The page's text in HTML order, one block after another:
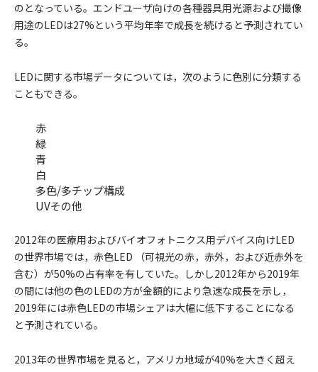
のとなっている。エンドユーザ向けの各種器具用光源および撮像
用途のLEDは27%という平均年率で成長を続けると予測されてい
る。
LEDに関する市場データについては，次のように色別に分類する
こともできる。
赤
緑
青
白
多色/多チップ構成
UVその他
2012年の医療用およびバイオフォトニクス用デバイス向けLED
の世界市場では，赤色LED （可視光の赤，赤外，および近赤外を
含む）が50%の占有率を有していた。しかし2012年から2019年
の間には他の色のLEDの方が金額的により急速な成長を示し，
2019年には赤色LEDの市場シェアは大幅に低下することになる
と予測されている。
2013年の世界市場を見ると，アメリカ地域が40%を大きく超え